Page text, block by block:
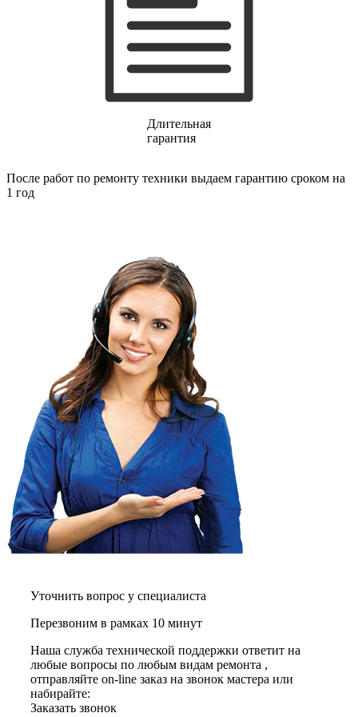
газовых плит
газовой поверхности
генераторов
генераторов азота
генераторов льда
гидравлических блоков питания
гидроаккумуляторов
гидромодулей
гладильных систем
глинтвейн-мейкеров
глубинных вибраторов
гомогенизаторов
gps часов
gps навигаторов
gps трекеров
градирней
графических планшетов
граниторов
граверов
гребных тренажеров
грелок
грелок для ног
грелок для спины и шеи
греющих кабелей
грилей
грилей для кур
грилей для шаурмы
громкоговорителей
гвоздезабивных пистолетов
hd камер
хлебопечек
холодильников
холодильных шкафов
homepod
хот-дог мейкеров
хотдогниц
хромбуков
Длительная
гарантия
После работ по ремонту техники выдаем гарантию сроком на
1 год
Уточнить вопрос у специалиста
Перезвоним в рамках 10 минут
Наша служба технической поддержки ответит на
любые вопросы по любым видам ремонта ,
отправляйте on-line заказ на звонок мастера или
набирайте:
Заказать звонок